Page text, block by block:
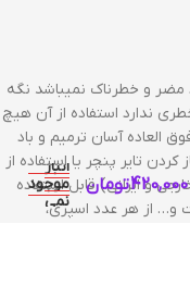
مضر و خطرناک نمیباشد نگه
ندارد استفاده از آن هیچ
العاده آسان ترمیم و باد
نیاز به باز کردن تایر پنچر یا استفاده از
و ایرانی) قابل استفاده
و… از هر عدد اسپری،
420,000تومان
در
انبار
موجود
نمی
باشد